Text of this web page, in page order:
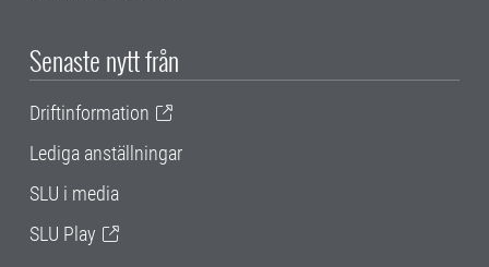
Senaste nytt från
Driftinformation
Lediga anställningar
SLU i media
SLU Play